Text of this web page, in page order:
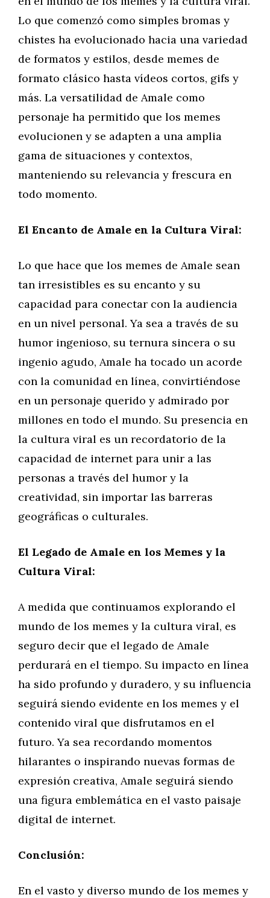
Lo que comenzó como simples bromas y
chistes ha evolucionado hacia una variedad
de formatos y estilos, desde memes de
formato clásico hasta vídeos cortos, gifs y
más. La versatilidad de Amale como
personaje ha permitido que los memes
evolucionen y se adapten a una amplia
gama de situaciones y contextos,
manteniendo su relevancia y frescura en
todo momento.
El Encanto de Amale en la Cultura Viral:
Lo que hace que los memes de Amale sean
tan irresistibles es su encanto y su
capacidad para conectar con la audiencia
en un nivel personal. Ya sea a través de su
humor ingenioso, su ternura sincera o su
ingenio agudo, Amale ha tocado un acorde
con la comunidad en línea, convirtiéndose
en un personaje querido y admirado por
millones en todo el mundo. Su presencia en
la cultura viral es un recordatorio de la
capacidad de internet para unir a las
personas a través del humor y la
creatividad, sin importar las barreras
geográficas o culturales.
El Legado de Amale en los Memes y la
Cultura Viral:
A medida que continuamos explorando el
mundo de los memes y la cultura viral, es
seguro decir que el legado de Amale
perdurará en el tiempo. Su impacto en línea
ha sido profundo y duradero, y su influencia
seguirá siendo evidente en los memes y el
contenido viral que disfrutamos en el
futuro. Ya sea recordando momentos
hilarantes o inspirando nuevas formas de
expresión creativa, Amale seguirá siendo
una figura emblemática en el vasto paisaje
digital de internet.
Conclusión:
En el vasto y diverso mundo de los memes y